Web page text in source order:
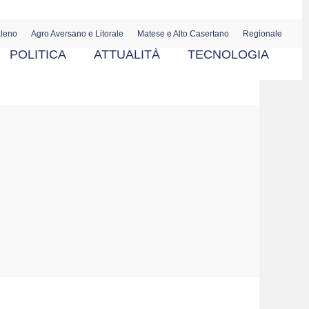
Agro Aversano e Litorale Matese e Alto Casertano Regionale
POLITICA ATTUALITÀ TECNOLOGIA